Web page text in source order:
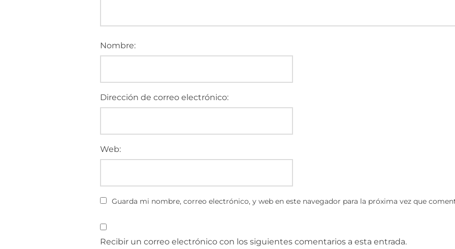
Nombre:
Dirección de correo electrónico:
Web:
Guarda mi nombre, correo electrónico, y web en este navegador para la próxima vez que
Recibir un correo electrónico con los siguientes comentarios a esta entrada.